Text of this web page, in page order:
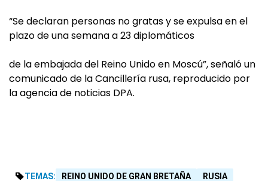
“Se declaran personas no gratas y se expulsa en el
plazo de una semana a 23 diplomáticos
de la embajada del Reino Unido en Moscú”, señaló un
comunicado de la Cancillería rusa, reproducido por
la agencia de noticias DPA.
TEMAS: REINO UNIDO DE GRAN BRETAÑA RUSIA